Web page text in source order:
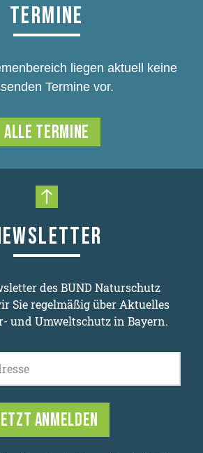
TERMINE
liegen aktuell keine
Termine vor.
ALLE TERMINE
Nach oben scrollen
des BUND Naturschutz
Sie regelmäßig über Aktuelles
und Umweltschutz in Bayern.
Ihre E-Mail-Adresse